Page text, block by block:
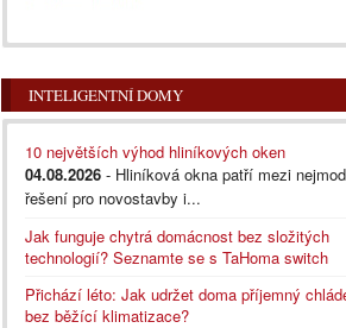
INTELIGENTNÍ DOMY
10 největších výhod hliníkových oken
04.08.2026 - Hliníková okna patří mezi
řešení pro novostavby i...
Jak funguje chytrá domácnost bez složitých
technologií? Seznamte se s TaHoma switch
Přichází léto: Jak udržet doma příjemný
bez běžící klimatizace?